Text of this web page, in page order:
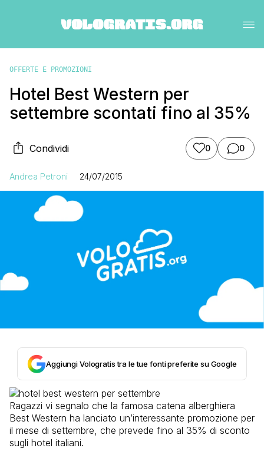
OFFERTE E PROMOZIONI
Hotel Best Western per
settembre scontati fino al 35%
Condividi 0 0
Andrea Petroni 24/07/2015
Aggiungi Vologratis tra le tue fonti preferite su Google
Ragazzi vi segnalo che la famosa catena alberghiera
Best Western ha lanciato un’interessante promozione per
il mese di settembre, che prevede fino al 35% di sconto
sugli hotel italiani.